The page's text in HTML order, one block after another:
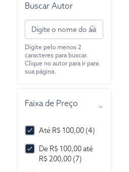
Buscar Autor
Digite pelo menos 2
caracteres para buscar.
Clique no autor para ir para
sua página.
Faixa de Preço
Até R$ 100,00 (4)
De R$ 100,00 até
R$ 200,00 (7)